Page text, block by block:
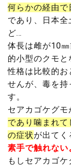
何らかの経由
であり、日本
ど…
体長は雌が10
的小型のクモ と
性格は比較的お
せんが、毒を
す。
セアカゴケグ
であり噛まれ
の症状が出てく
素手で触れな
もしセアカゴ